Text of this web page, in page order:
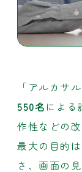
「アルカサ
550名 によ
作性などの
最大の目的
さ、画面の